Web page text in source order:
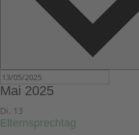
Mai 2025
Di. 13
Elternsprechtag